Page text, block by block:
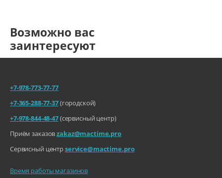
Возможно вас
заинтересуют
+7-978-773-77-77
+7-365-288-77-37(городской)
+7-978-844-48-47(сервисный центр)
Приём заказовzakaz@mactime.pro
Сервисный центрservice@mactime.pro
Время работы магазинов